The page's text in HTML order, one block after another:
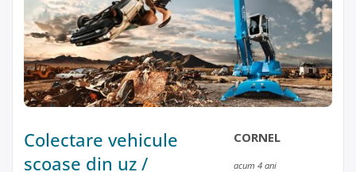
Colectare vehicule
scoase din uz /
CORNEL
acum 4 ani